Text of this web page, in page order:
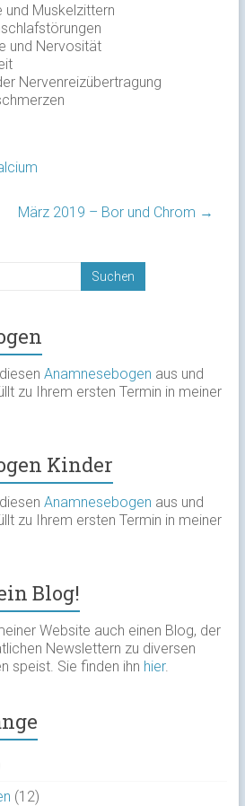
Muskelzittern
und Nervosität
Nervenreizübertragung
März 2019 – Bor und Chrom →
Anamnesebogen aus und
zu Ihrem ersten Termin in meiner
Kinder
Anamnesebogen aus und
zu Ihrem ersten Termin in meiner
Blog!
Website auch einen Blog, der
Newslettern zu diversen
speist. Sie finden ihn hier.
(12)